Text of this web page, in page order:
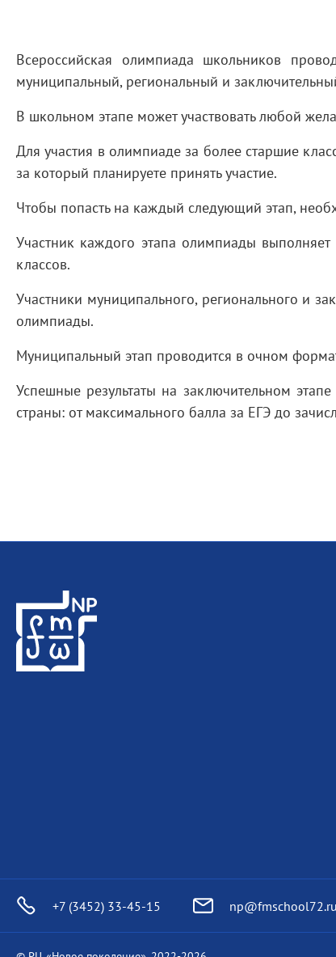
Всероссийская олимпиада школьников
муниципальный, региональный и
В школьном этапе может участвовать любой
Для участия в олимпиаде за более старшие
за который планируете принять участие.
Чтобы попасть на каждый следующий этап,
Участник каждого этапа олимпиады
классов.
Участники муниципального, регионального и
олимпиады.
Муниципальный этап проводится в очном
Успешные результаты на заключительном
страны: от максимального балла за ЕГЭ до
+7 (3452) 33-45-15 np@fmschool72.ru